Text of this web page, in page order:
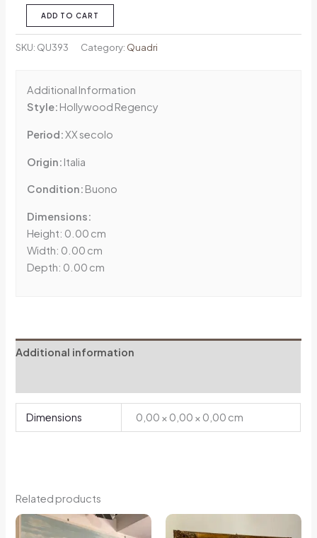
ADD TO CART
SKU: QU393 Category: Quadri
Additional Information
Style: Hollywood Regency
Period:XX secolo
Origin: Italia
Condition: Buono
Dimensions:
Height: 0.00 cm
Width: 0.00 cm
Depth: 0.00 cm
Additional information
Dimensions 0,00 × 0,00 × 0,00 cm
Related products